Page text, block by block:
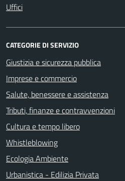
Uffici
CATEGORIE DI SERVIZIO
Giustizia e sicurezza pubblica
Imprese e commercio
Salute, benessere e assistenza
Tributi, finanze e contravvenzioni
Cultura e tempo libero
Whistleblowing
Ecologia Ambiente
Urbanistica - Edilizia Privata